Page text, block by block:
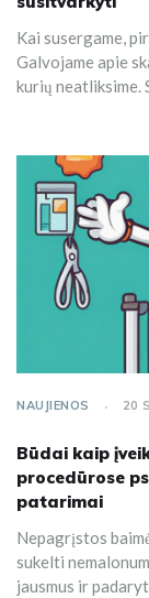
Kai susergame,
Galvojame apie
kurių neatliksime.
NAUJIENOS 20
Būdai kaip
procedūrose
patarimai
Nepagrįstos
sukelti
jausmus ir